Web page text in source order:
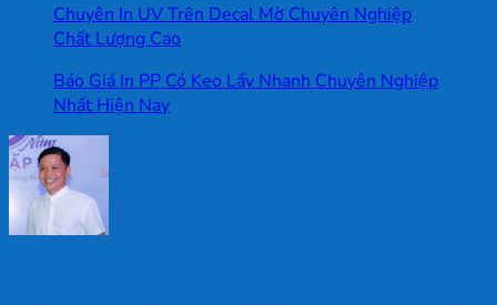
Chuyên In UV Trên Decal Mờ Chuyên Nghiệp
Chất Lượng Cao
Báo Giá In PP Có Keo Lấy Nhanh Chuyên Nghiệp
Nhất Hiện Nay